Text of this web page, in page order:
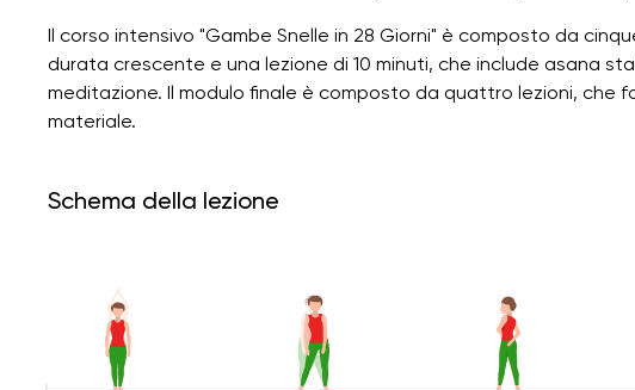
Il corso intensivo "Gambe Snelle in 28 Giorni" è composto da
durata crescente e una lezione di 10 minuti, che include asana
meditazione. Il modulo finale è composto da quattro lezioni, che
materiale.
Schema della lezione